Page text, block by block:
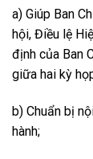
a) Giúp Ban
hội, Điều lệ
định của Ban
giữa hai kỳ
b) Chuẩn bị
hành;